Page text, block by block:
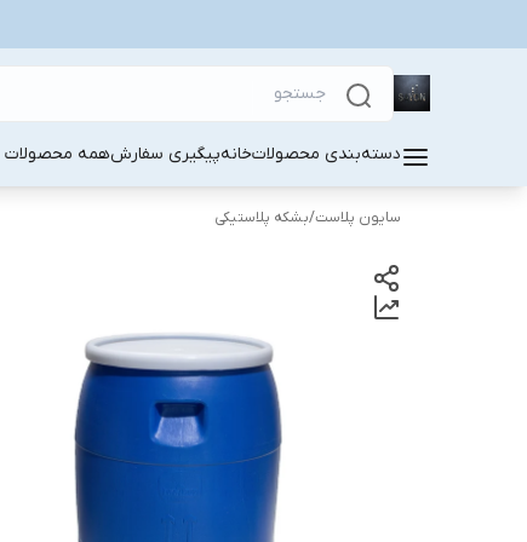
دسته‌بندی محصولاتخانهپیگیری سفارشهمه محصولات
سایون پلاست/بشکه پلاستیکی